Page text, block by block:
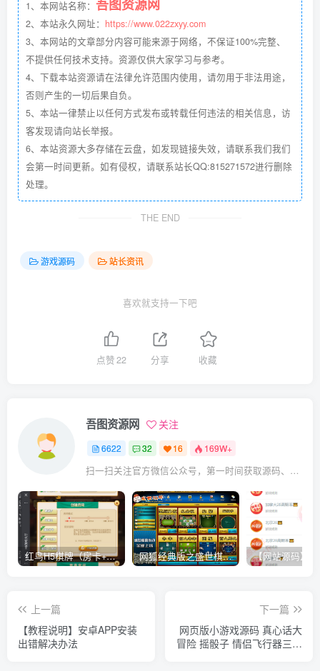
1、本网站名称： 吾图资源网
2、本站永久网址： https://www.022zxyy.com
3、本网站的文章部分内容可能来源于网络，不保证100%完整、
不提供任何技术支持。资源仅供大家学习与参考。
4、下载本站资源请在法律允许范围内使用，请勿用于非法用途，
否则产生的一切后果自负。
5、本站一律禁止以任何方式发布或转载任何违法的相关信息，访
客发现请向站长举报。
6、本站资源大多存储在云盘，如发现链接失效，请联系我们我们
会第一时间更新。如有侵权，请联系站长QQ:815271572进行删除
处理。
THE END
游戏源码 站长资讯
喜欢就支持一下吧
点赞22 分享 收藏
吾图资源网 关注
6622 32 16 169W+
扫一扫关注官方微信公众号，第一时间获取源码、网赚项目资源教程，自媒体等知识干货，让互联网创业赚钱更简单。
红鸟H5棋牌（房卡+金币）全套双模式游戏源码 网狐经典版之盛世棋牌完整游戏源码（包含文档、架设教程、网站、源代码等）
上一篇
【教程说明】安卓APP安装
出错解决办法
下一篇
网页版小游戏源码 真心话大
冒险 摇骰子 情侣飞行器三合